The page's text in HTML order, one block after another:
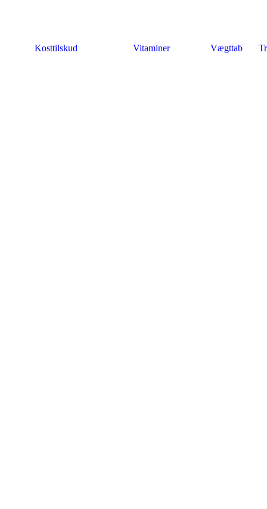
Kosttilskud Vitaminer Vægttab